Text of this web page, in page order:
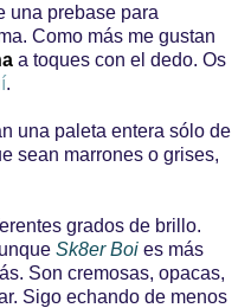
una prebase para
Como más me gustan
a toques con el dedo. Os
.
una paleta entera sólo de
sean marrones o grises,
grados de brillo.
Sk8er Boi es más
Son cremosas, opacas,
Sigo echando de menos